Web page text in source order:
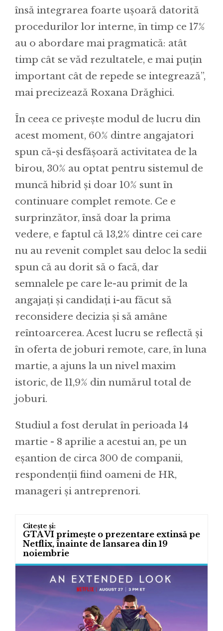
însă integrarea foarte ușoară datorită
procedurilor lor interne, în timp ce 17%
au o abordare mai pragmatică: atât
timp cât se văd rezultatele, e mai puțin
important cât de repede se integrează”,
mai precizează Roxana Drăghici.
În ceea ce privește modul de lucru din
acest moment, 60% dintre angajatori
spun că-și desfășoară activitatea de la
birou, 30% au optat pentru sistemul de
muncă hibrid și doar 10% sunt în
continuare complet remote. Ce e
surprinzător, însă doar la prima
vedere, e faptul că 13,2% dintre cei care
nu au revenit complet sau deloc la sedii
spun că au dorit să o facă, dar
semnalele pe care le-au primit de la
angajați și candidați i-au făcut să
reconsidere decizia și să amâne
reîntoarcerea. Acest lucru se reflectă și
în oferta de joburi remote, care, în luna
martie, a ajuns la un nivel maxim
istoric, de 11,9% din numărul total de
joburi.
Studiul a fost derulat în perioada 14
martie - 8 aprilie a acestui an, pe un
eșantion de circa 300 de companii,
respondenții fiind oameni de HR,
manageri și antreprenori.
GTA VI primește o prezentare extinsă pe
Netflix, înainte de lansarea din 19
noiembrie